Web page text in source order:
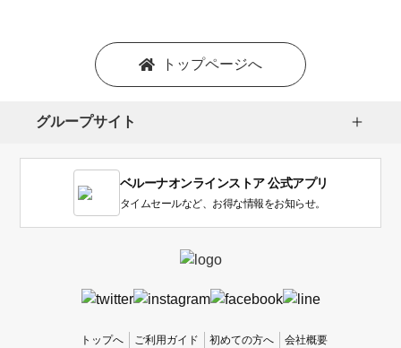
トップページへ
グループサイト
ベルーナオンラインストア 公式アプリ
タイムセールなど、お得な情報をお知らせ。
トップへ ご利用ガイド 初めての方へ 会社概要